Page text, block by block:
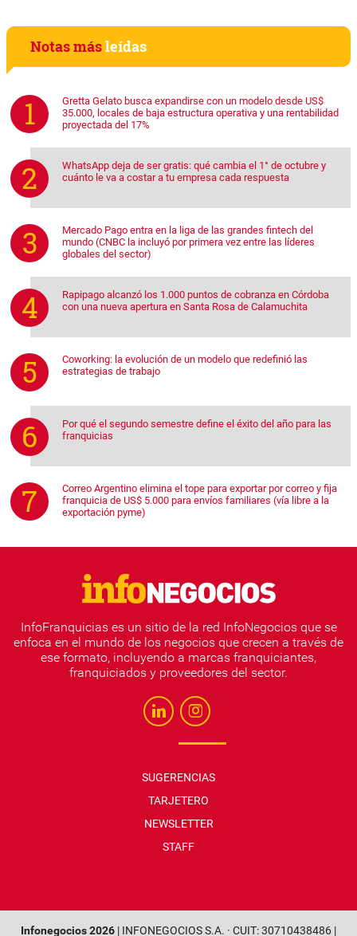
Notas másleídas
Gretta Gelato busca expandirse con un modelo desde US$
35.000, locales de baja estructura operativa y una rentabilidad
proyectada del 17%
WhatsApp deja de ser gratis: qué cambia el 1° de octubre y
cuánto le va a costar a tu empresa cada respuesta
Mercado Pago entra en la liga de las grandes fintech del
mundo (CNBC la incluyó por primera vez entre las líderes
globales del sector)
Rapipago alcanzó los 1.000 puntos de cobranza en Córdoba
con una nueva apertura en Santa Rosa de Calamuchita
Coworking: la evolución de un modelo que redefinió las
estrategias de trabajo
Por qué el segundo semestre define el éxito del año para las
franquicias
Correo Argentino elimina el tope para exportar por correo y fija
franquicia de US$ 5.000 para envíos familiares (vía libre a la
exportación pyme)
InfoFranquicias es un sitio de la red InfoNegocios que se
enfoca en el mundo de los negocios que crecen a través de
ese formato, incluyendo a marcas franquiciantes,
franquiciados y proveedores del sector.
SUGERENCIAS
TARJETERO
NEWSLETTER
STAFF
Infonegocios 2026 | INFONEGOCIOS S.A. · CUIT: 30710438486 |